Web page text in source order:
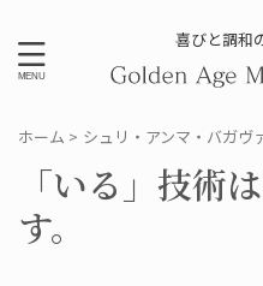
喜びと調和
ホーム > シュリ・アンマ・バガヴ
「いる」技術
す。